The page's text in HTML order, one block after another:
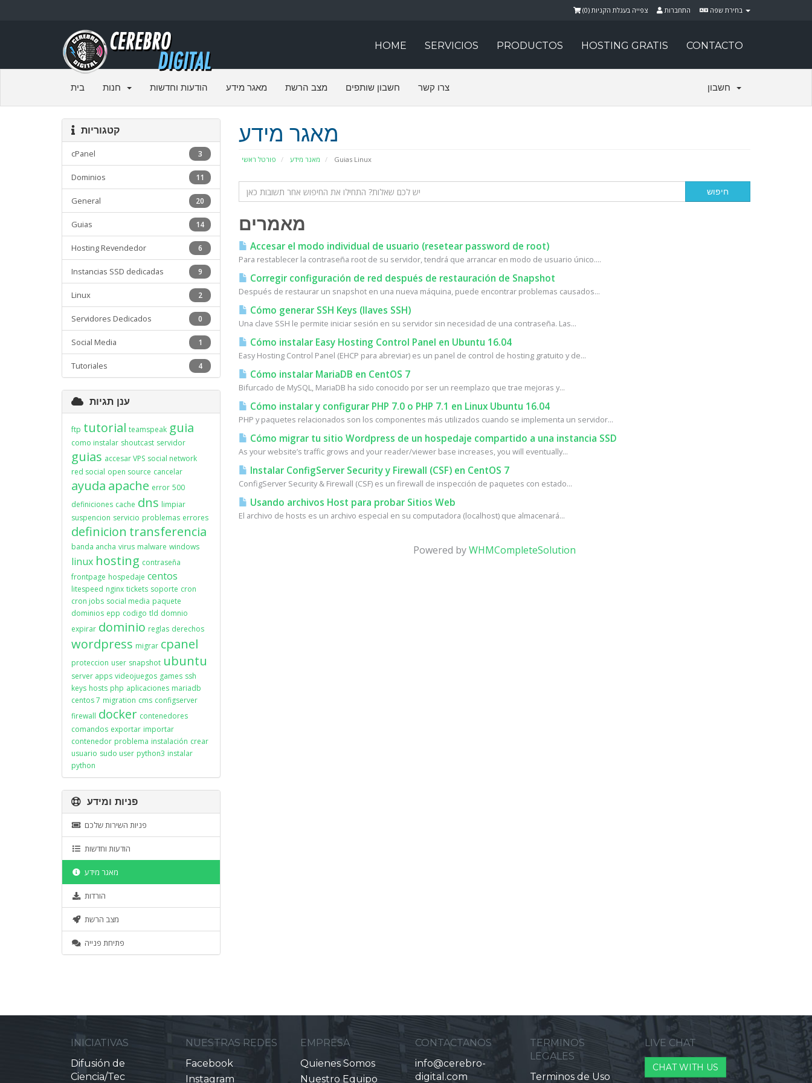
התחברות צפייה בעגלת הקניות (0
)
HOME SERVICIOS PRODUCTOS HOSTING GRATIS CONTACTO
בית הודעות וחדשות מאגר מידע מצב הרשת חשבון שותפים צרו קשר
מאגר מידע
פורטל ראשי מאגר מידע Guias Linux
קטגוריות
3
cPanel
11
Dominios
20
General
14
Guias
6
Hosting Revendedor
9
Instancias SSD dedicadas
2
Linux
0
Servidores Dedicados
1
Social Media
4
Tutoriales
מאמרים
Accesar el modo individual de usuario (resetear password de root)
Para restablecer la contraseña root de su servidor, tendrá que arrancar en modo de usuario único....
Corregir configuración de red después de restauración de Snapshot
Después de restaurar un snapshot en una nueva máquina, puede encontrar problemas causados...
Cómo generar SSH Keys (llaves SSH)
Una clave SSH le permite iniciar sesión en su servidor sin necesidad de una contraseña. Las...
Cómo instalar Easy Hosting Control Panel en Ubuntu 16.04
Easy Hosting Control Panel (EHCP para abreviar) es un panel de control de hosting gratuito y de...
Cómo instalar MariaDB en CentOS 7
Bifurcado de MySQL, MariaDB ha sido conocido por ser un reemplazo que trae mejoras y...
Cómo instalar y configurar PHP 7.0 o PHP 7.1 en Linux Ubuntu 16.04
PHP y paquetes relacionados son los componentes más utilizados cuando se implementa un servidor...
Cómo migrar tu sitio Wordpress de un hospedaje compartido a una instancia SSD
As your website’s traffic grows and your reader/viewer base increases, you will eventually...
Instalar ConfigServer Security y Firewall (CSF) en CentOS 7
ConfigServer Security & Firewall (CSF) es un firewall de inspección de paquetes con estado...
Usando archivos Host para probar Sitios Web
El archivo de hosts es un archivo especial en su computadora (localhost) que almacenará...
Powered byWHMCompleteSolution
ענן תגיות
ftp tutorial teamspeak guia
como instalar shoutcast servidor
guias accesar VPS social network
red social open source cancelar
ayuda apache error 500
definiciones cache dns limpiar
suspencion servicio problemas errores
definicion transferencia
banda ancha virus malware windows
linux hosting contraseña
frontpage hospedaje centos
litespeed nginx tickets soporte cron
cron jobs social media paquete
dominios epp codigo tld domnio
expirar dominio reglas derechos
wordpress migrar cpanel
proteccion user snapshot ubuntu
server apps videojuegos games ssh
keys hosts php aplicaciones mariadb
centos 7 migration cms configserver
firewall docker contenedores
comandos exportar importar
contenedor problema instalación crear
usuario sudo user python3 instalar
python
פניות ומידע
פניות השירות שלכם
הודעות וחדשות
מאגר מידע
הורדות
מצב הרשת
פתיחת פנייה
INICIATIVAS
Difusión de
Ciencia/Tec
NUESTRAS REDES
Facebook
Instagram
EMPRESA
Quienes Somos
Nuestro Equipo
CONTACTANOS
info@cerebro-
digital.com
TERMINOS
LEGALES
Terminos de Uso
LIVE CHAT
CHAT WITH US